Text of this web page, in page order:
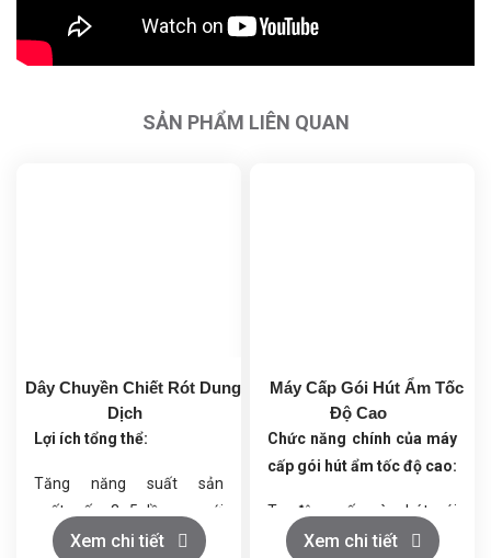
SẢN PHẨM LIÊN QUAN
Dây Chuyền Chiết Rót Dung
Dịch
Lợi ích tổng thể:
Tăng năng suất sản
xuất gấp 3–5 lần so với
chiết rót thủ công.
Xem chi tiết
Máy Cấp Gói Hút Ẩm Tốc
Độ Cao
Chức năng chính của máy
cấp gói hút ẩm tốc độ cao:
Tự động cấp và nhét gói
hút ẩm vào chai hoặc bao
Xem chi tiết